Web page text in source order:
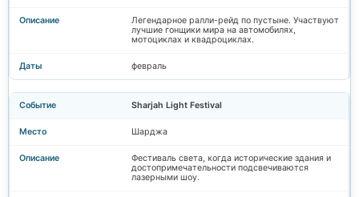
Легендарное ралли-рейд по пустыне. Участвуют
лучшие гонщики мира на автомобилях,
мотоциклах и квадроциклах.
февраль
Sharjah Light Festival
Шарджа
Фестиваль света, когда исторические здания и
достопримечательности подсвечиваются
лазерными шоу.